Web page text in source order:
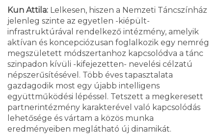
Kun Attila: Lelkesen, hiszen a Nemzeti Táncszínház
jelenleg szinte az egyetlen -kiépült-
infrastruktúrával rendelkező intézmény, amelyik
aktívan és koncepciózusan foglalkozik egy nemrég
megszületett módszertanhoz kapcsolódva a tánc
szinpadon kívüli -kifejezetten- nevelési célzatú
népszerűsítésével. Több éves tapasztalata
gazdagodik most egy újabb intelligens
együttműködési lépéssel. Tetszett a megkeresett
partnerintézmény karakterével való kapcsolódás
lehetősége és vártam a közös munka
eredményeiben meglátható új dinamikát.